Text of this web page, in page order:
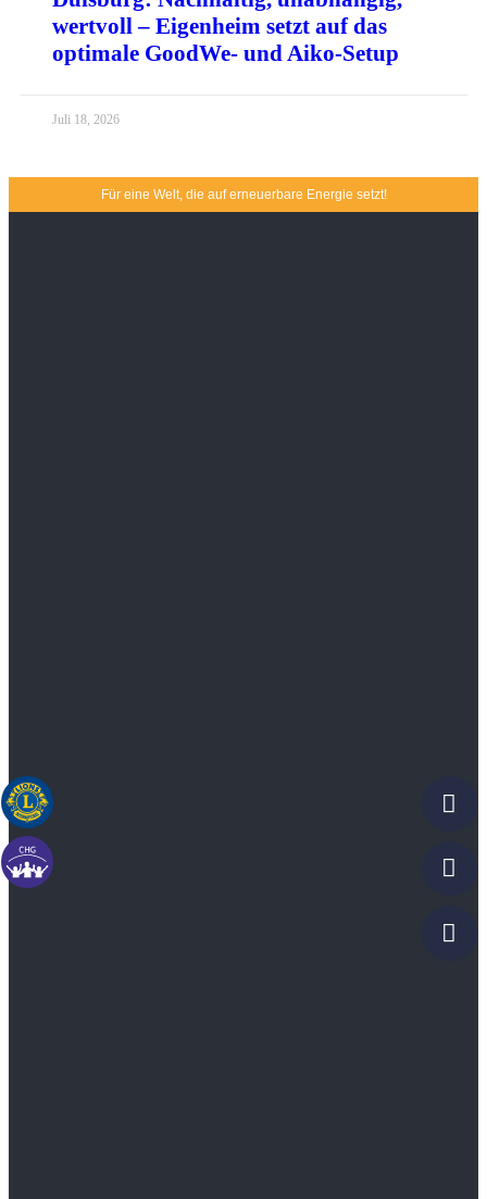
wertvoll – Eigenheim setzt auf das
optimale GoodWe- und Aiko-Setup
Juli 18, 2026
Für eine Welt, die auf erneuerbare Energie setzt!